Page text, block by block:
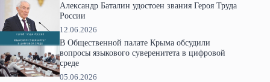
Александр Баталин удостоен звания Героя Труда
России
12.06.2026
В Общественной палате Крыма обсудили
вопросы языкового суверенитета в цифровой
среде
05.06.2026